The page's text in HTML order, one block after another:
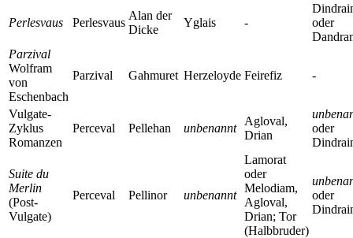
Perlesvaus Perlesvaus
Alan der
Dicke
Yglais -
oder
Parzival
Wolfram
von
Eschenbach
Parzival Gahmuret Herzeloyde Feirefiz -
Vulgate-
Zyklus
Romanzen
Perceval Pellehan unbenannt
Agloval,
Drian
oder
Suite du
Merlin
(Post-
Vulgate)
Perceval Pellinor unbenannt
Lamorat
oder
Melodiam,
Agloval,
Drian; Tor
(Halbbruder)
oder